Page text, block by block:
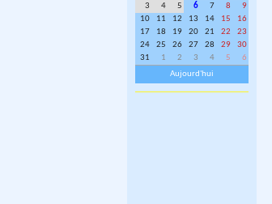
3
4 5 6 7 8
9
10
11 12 13 14 15
16
17
18 19 20 21 22
23
24
25 26 27 28 29
30
31
1 2 3 4 5
6
Aujourd'hui